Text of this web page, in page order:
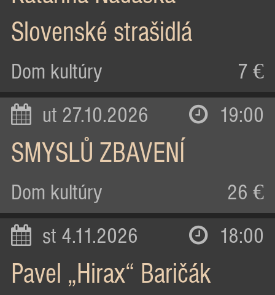
Slovenské strašidlá
Dom kultúry 7 €
ut 27.10.2026 19:00
SMYSLŮ ZBAVENÍ
Dom kultúry 26 €
st 4.11.2026 18:00
Pavel „Hirax“ Baričák